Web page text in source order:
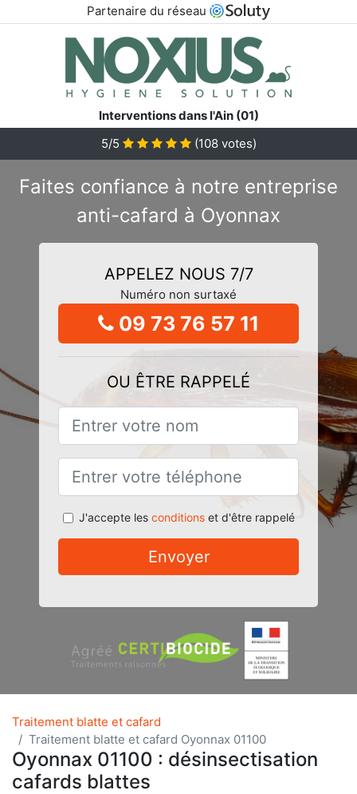
Partenaire du réseau
Interventions dans l'Ain (01)
5/5
(108votes)
Faites confiance à notre entreprise
anti-cafard à Oyonnax
APPELEZ NOUS 7/7
Numéro non surtaxé
09 73 76 57 11
OU ÊTRE RAPPELÉ
J'accepte les conditionset d'être rappelé
Envoyer
Traitement blatte et cafard
Traitement blatte et cafard Oyonnax 01100
Oyonnax 01100 : désinsectisation
cafards blattes